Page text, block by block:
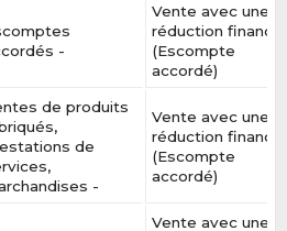
-
Vente avec une
réduction
(Escompte
accordé)
de produits
de
-
Vente avec une
réduction
(Escompte
accordé)
Vente avec une